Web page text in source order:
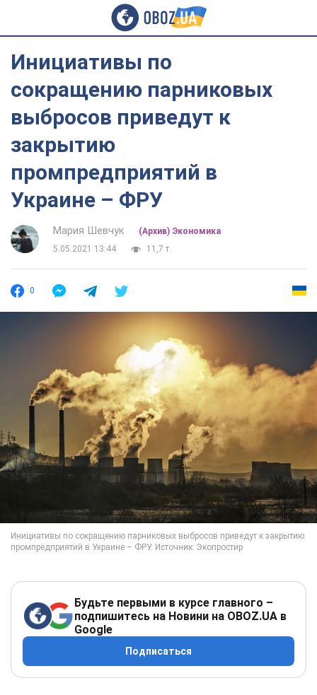
Инициативы по
сокращению парниковых
выбросов приведут к
закрытию
промпредприятий в
Украине – ФРУ
Мария Шевчук
(Архив) Экономика
5.05.2021 13:44
11,7 т.
0
Будьте первыми в курсе главного –
подпишитесь на Новини на OBOZ.UA в
Google
Подписаться